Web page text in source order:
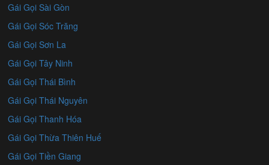
Gái Gọi Sài Gòn
Gái Gọi Sóc Trăng
Gái Gọi Sơn La
Gái Gọi Tây Ninh
Gái Gọi Thái Bình
Gái Gọi Thái Nguyên
Gái Gọi Thanh Hóa
Gái Gọi Thừa Thiên Huế
Gái Gọi Tiền Giang